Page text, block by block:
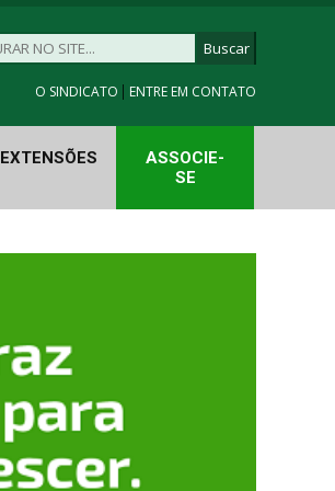
O SINDICATO | ENTRE EM CONTATO
EXTENSÕES
ASSOCIE-
SE